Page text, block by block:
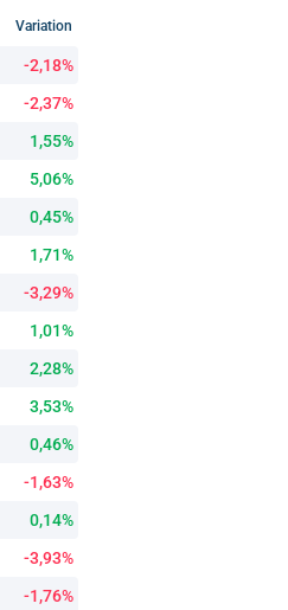
Variation
-2,18%
-2,37%
1,55%
5,06%
0,45%
1,71%
-3,29%
1,01%
2,28%
3,53%
0,46%
-1,63%
0,14%
-3,93%
-1,76%